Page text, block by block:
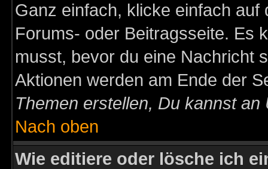
Ganz einfach, klicke einfach
Forums- oder Beitragsseite. Es
musst, bevor du eine Nachricht
Aktionen werden am Ende der
Themen erstellen, Du kannst
Nach oben
Wie editiere oder lösche ich